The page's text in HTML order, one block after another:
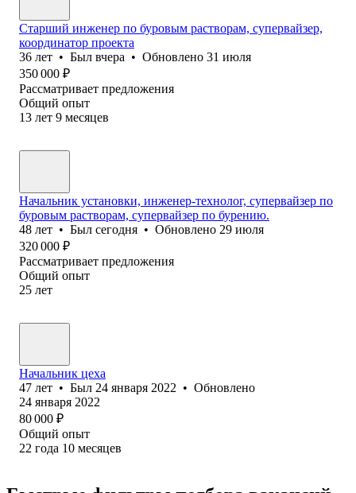
Старший инженер по буровым растворам, супервайзер,
координатор проекта
36 лет • Был вчера • Обновлено 31 июля
350 000 ₽
Рассматривает предложения
Общий опыт
13 лет 9 месяцев
Начальник установки, инженер-технолог, супервайзер по
буровым растворам, супервайзер по бурению.
48 лет • Был сегодня • Обновлено 29 июля
320 000 ₽
Рассматривает предложения
Общий опыт
25 лет
Начальник цеха
47 лет • Был 24 января 2022 • Обновлено
24 января 2022
80 000 ₽
Общий опыт
22 года 10 месяцев